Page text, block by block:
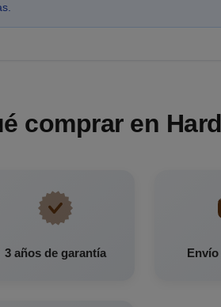
comprar en
3 años de garantía